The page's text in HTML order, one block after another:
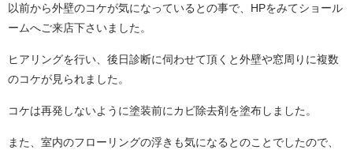
以前から外壁のコケが気になっているとの事で、HPをみてショール
ームへご来店下さいました。
ヒアリングを行い、後日診断に伺わせて頂くと外壁や窓周りに複数
のコケが見られました。
コケは再発しないように塗装前にカビ除去剤を塗布しました。
また、室内のフローリングの浮きも気になるとのことでしたので、